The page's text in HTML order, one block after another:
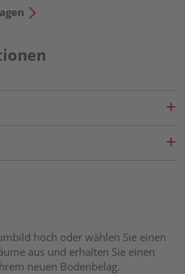
hoch oder wählen Sie einen
aus und erhalten Sie einen
neuen Bodenbelag.